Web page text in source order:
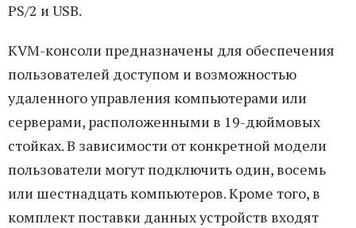
PS/2 и USB.
KVM-консоли предназначены для обеспечения
пользователей доступом и возможностью
удаленного управления компьютерами или
серверами, расположенными в 19-дюймовых
стойках. В зависимости от конкретной модели
пользователи могут подключить один, восемь
или шестнадцать компьютеров. Кроме того, в
комплект поставки данных устройств входят